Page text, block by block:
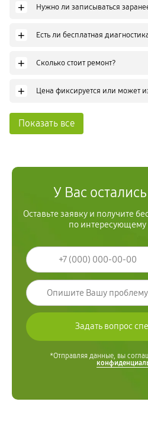
+ Нужно ли записываться
+ Есть ли бесплатная
+ Сколько стоит ремонт?
+ Цена фиксируется или может
Показать все
У Вас
Оставьте заявку и получите
по интересующему
*Отправляя данные, вы